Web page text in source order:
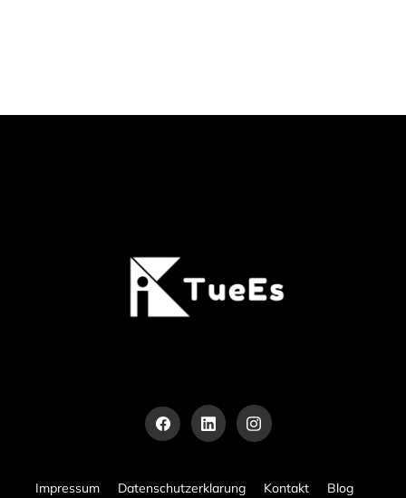
Impressum Datenschutzerklarung Kontakt Blog